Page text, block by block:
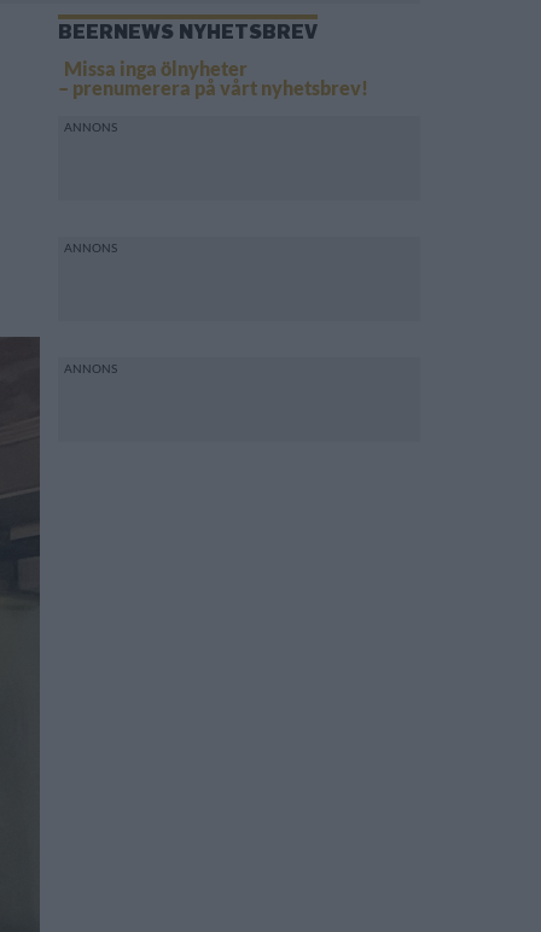
BEERNEWS NYHETSBREV
Missa inga ölnyheter
– prenumerera på vårt nyhetsbrev!